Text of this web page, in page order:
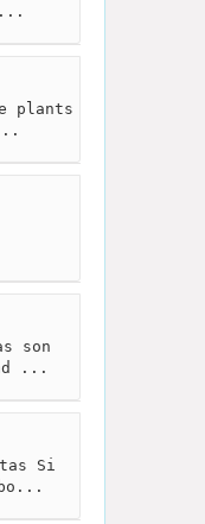
plants
son
...
Si